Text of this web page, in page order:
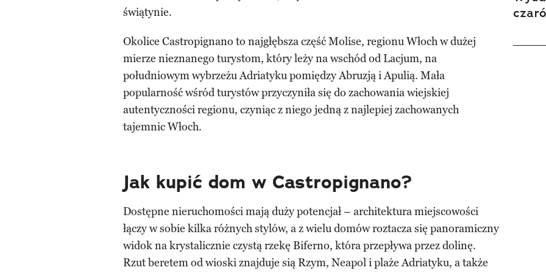
świątynie.
Okolice Castropignano to najgłębsza część Molise, regionu Włoch w dużej
mierze nieznanego turystom, który leży na wschód od Lacjum, na
południowym wybrzeżu Adriatyku pomiędzy Abruzją i Apulią. Mała
popularność wśród turystów przyczyniła się do zachowania wiejskiej
autentyczności regionu, czyniąc z niego jedną z najlepiej zachowanych
tajemnic Włoch.
Jak kupić dom w Castropignano?
Dostępne nieruchomości mają duży potencjał – architektura miejscowości
łączy w sobie kilka różnych stylów, a z wielu domów roztacza się panoramiczny
widok na krystalicznie czystą rzekę Biferno, która przepływa przez dolinę.
Rzut beretem od wioski znajduje sią Rzym, Neapol i plaże Adriatyku, a także